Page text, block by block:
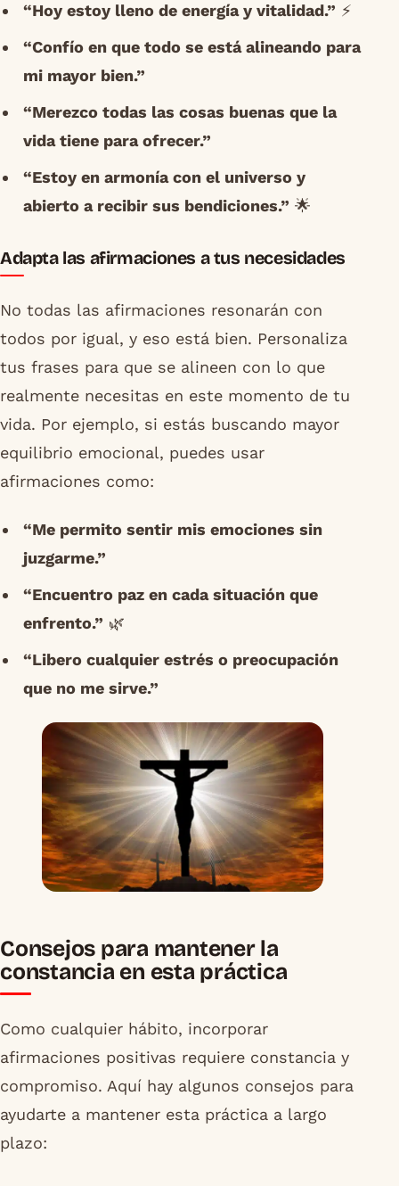
“Hoy estoy lleno de energía y vitalidad.” ⚡
“Confío en que todo se está alineando para
mi mayor bien.”
“Merezco todas las cosas buenas que la
vida tiene para ofrecer.”
“Estoy en armonía con el universo y
abierto a recibir sus bendiciones.” 🌟
Adapta las afirmaciones a tus necesidades
No todas las afirmaciones resonarán con
todos por igual, y eso está bien. Personaliza
tus frases para que se alineen con lo que
realmente necesitas en este momento de tu
vida. Por ejemplo, si estás buscando mayor
equilibrio emocional, puedes usar
afirmaciones como:
“Me permito sentir mis emociones sin
juzgarme.”
“Encuentro paz en cada situación que
enfrento.” 🌿
“Libero cualquier estrés o preocupación
que no me sirve.”
Consejos para mantener la
constancia en esta práctica
Como cualquier hábito, incorporar
afirmaciones positivas requiere constancia y
compromiso. Aquí hay algunos consejos para
ayudarte a mantener esta práctica a largo
plazo: